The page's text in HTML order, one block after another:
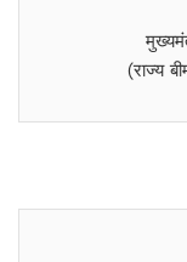
(राज्य